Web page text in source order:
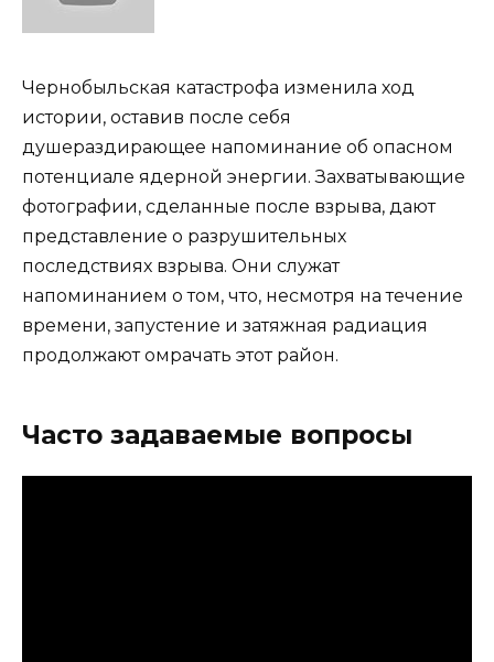
Чернобыльская катастрофа изменила ход
истории, оставив после себя
душераздирающее напоминание об опасном
потенциале ядерной энергии. Захватывающие
фотографии, сделанные после взрыва, дают
представление о разрушительных
последствиях взрыва. Они служат
напоминанием о том, что, несмотря на течение
времени, запустение и затяжная радиация
продолжают омрачать этот район.
Часто задаваемые вопросы